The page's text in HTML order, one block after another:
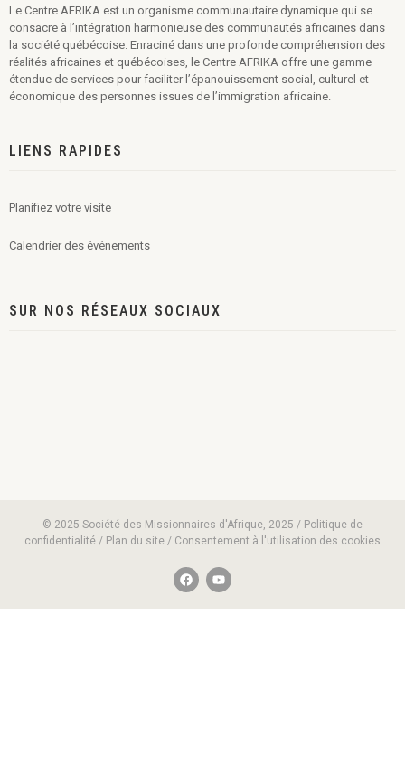
Le Centre AFRIKA est un organisme communautaire dynamique qui se
consacre à l’intégration harmonieuse des communautés africaines dans
la société québécoise. Enraciné dans une profonde compréhension des
réalités africaines et québécoises, le Centre AFRIKA offre une gamme
étendue de services pour faciliter l’épanouissement social, culturel et
économique des personnes issues de l’immigration africaine.
LIENS RAPIDES
Planifiez votre visite
Calendrier des événements
SUR NOS RÉSEAUX SOCIAUX
© 2025 Société des Missionnaires d'Afrique, 2025 / Politique de
confidentialité / Plan du site / Consentement à l'utilisation des cookies